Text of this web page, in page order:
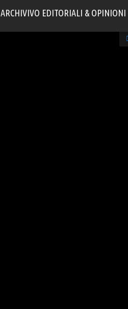
ARCHIVIVO EDITORIALI & OPINIONI